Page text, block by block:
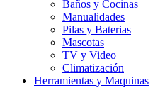
Baños y Cocinas
Manualidades
Pilas y Baterias
Mascotas
TV y Video
Climatización
Herramientas y Maquinas